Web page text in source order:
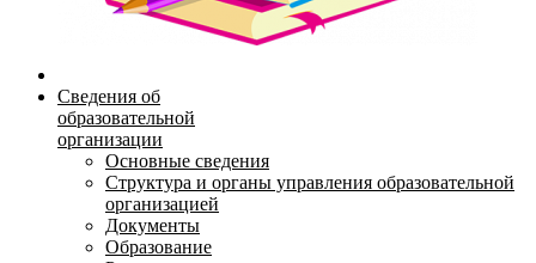
Сведения об
образовательной
организации
Основные сведения
Структура и органы управления образовательной
организацией
Документы
Образование